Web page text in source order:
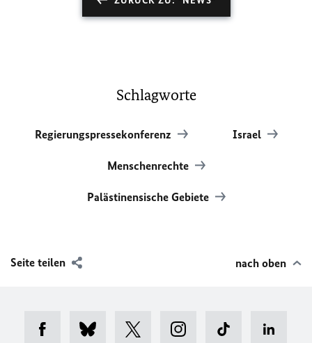
Schlagworte
Regierungspressekonferenz Israel
Menschenrechte
Palästinensische Gebiete
Seite teilen nach oben